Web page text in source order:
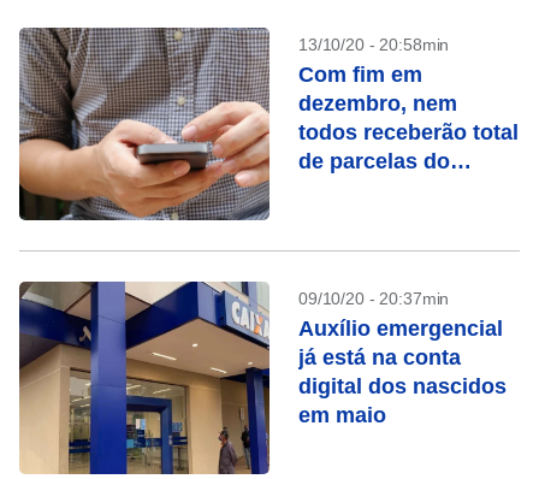
13/10/20 - 20:58min
Com fim em
dezembro, nem
todos receberão total
de parcelas do
09/10/20 - 20:37min
Auxílio emergencial
já está na conta
digital dos nascidos
em maio